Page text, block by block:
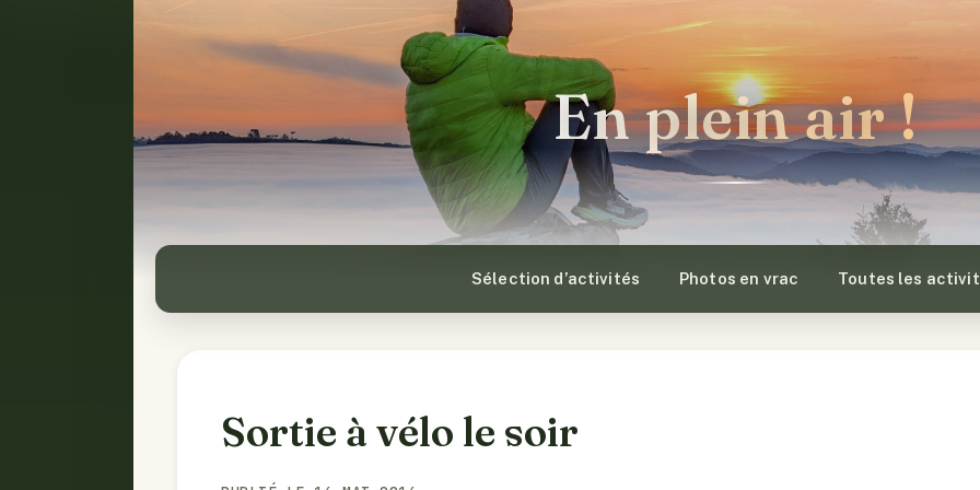
En plein air !
Sélection d’activités Photos en vrac Toutes les
Sortie à vélo le soir